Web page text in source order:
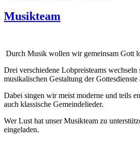
Musikteam
Durch Musik wollen wir gemeinsam Gott
Drei verschiedene Lobpreisteams wechseln
musikalischen Gestaltung der Gottesdienste
Dabei singen wir meist moderne und teils
auch klassische Gemeindelieder.
Wer Lust hat unser Musikteam zu
eingeladen.